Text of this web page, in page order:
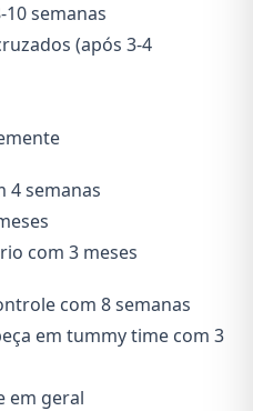
semanas
(após 3-4
4 semanas
com 3 meses
com 8 semanas
em tummy time com 3
em geral